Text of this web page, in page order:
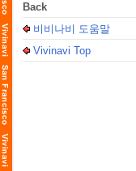
Back
비비나비 도움말
Vivinavi Top